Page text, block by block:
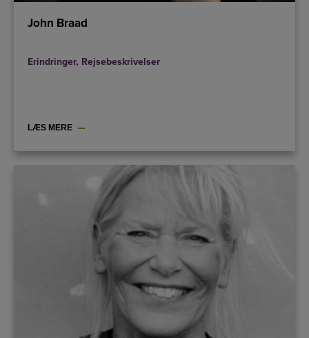
John Braad
Erindringer, Rejsebeskrivelser
LÆS MERE